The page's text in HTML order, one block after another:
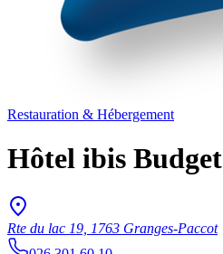
Restauration & Hébergement
Hôtel ibis Budget
Rte du lac 19, 1763 Granges-Paccot